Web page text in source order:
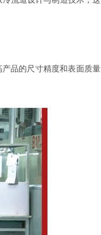
品的尺寸精度和表面质量